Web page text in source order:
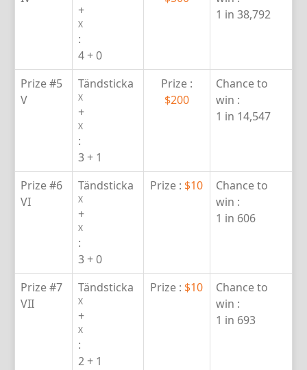
+
X
:
4 + 0
1 in 38,792
Prize #5
V
Tändsticka
X
+
X
:
3 + 1
Prize :
$200
Chance to
win :
1 in 14,547
Prize #6
VI
Tändsticka
X
+
X
:
3 + 0
Prize : $10
Chance to
win :
1 in 606
Prize #7
VII
Tändsticka
X
+
X
:
2 + 1
Prize : $10
Chance to
win :
1 in 693